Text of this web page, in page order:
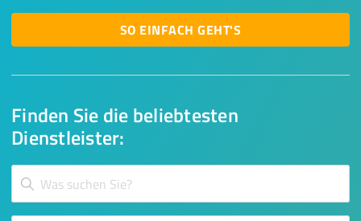
Finden Sie die beliebtesten
Dienstleister:
SO EINFACH GEHT'S